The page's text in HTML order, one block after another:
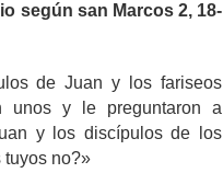
según san Marcos 2, 18-
de Juan y los fariseos
unos y le preguntaron a
y los discípulos de los
tuyos no?»